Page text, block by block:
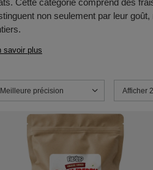
Cette catégorie comprend des
non seulement par leur
savoir plus
Modifier le tri
Meilleure précision Modifier
Afficher